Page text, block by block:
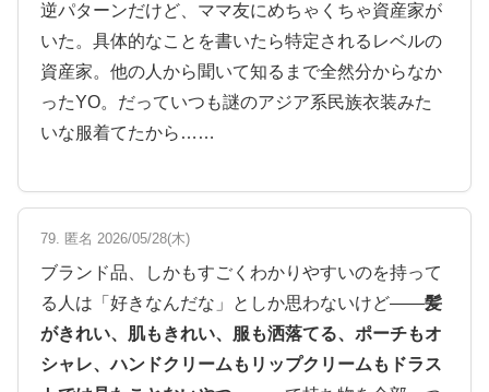
逆パターンだけど、ママ友にめちゃくちゃ資産家が
いた。具体的なことを書いたら特定されるレベルの
資産家。他の人から聞いて知るまで全然分からなか
ったYO。だっていつも謎のアジア系民族衣装みた
いな服着てたから……
79. 匿名 2026/05/28(木)
ブランド品、しかもすごくわかりやすいのを持って
る人は「好きなんだな」としか思わないけど——髪
がきれい、肌もきれい、服も洒落てる、ポーチもオ
シャレ、ハンドクリームもリップクリームもドラス